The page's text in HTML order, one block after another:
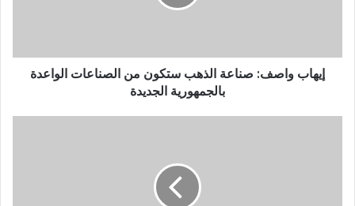
إيهاب واصف: صناعة الذهب ستكون من الصناعات الواعدة
بالجمهورية الجديدة